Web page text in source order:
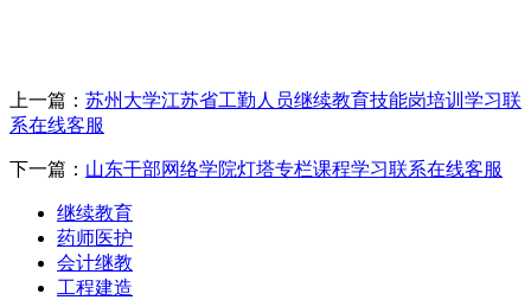
上一篇： 苏州大学江苏省工勤人员继续教育技能岗培训学习联
系在线客服
下一篇： 山东干部网络学院灯塔专栏课程学习联系在线客服
继续教育
药师医护
会计继教
工程建造